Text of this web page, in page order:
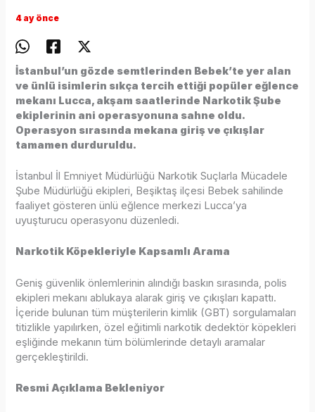
4 ay önce
İstanbul’un gözde semtlerinden Bebek’te yer alan
ve ünlü isimlerin sıkça tercih ettiği popüler eğlence
mekanı Lucca, akşam saatlerinde Narkotik Şube
ekiplerinin ani operasyonuna sahne oldu.
Operasyon sırasında mekana giriş ve çıkışlar
tamamen durduruldu.
İstanbul İl Emniyet Müdürlüğü Narkotik Suçlarla Mücadele
Şube Müdürlüğü ekipleri, Beşiktaş ilçesi Bebek sahilinde
faaliyet gösteren ünlü eğlence merkezi Lucca’ya
uyuşturucu operasyonu düzenledi.
Narkotik Köpekleriyle Kapsamlı Arama
Geniş güvenlik önlemlerinin alındığı baskın sırasında, polis
ekipleri mekanı ablukaya alarak giriş ve çıkışları kapattı.
İçeride bulunan tüm müşterilerin kimlik (GBT) sorgulamaları
titizlikle yapılırken, özel eğitimli narkotik dedektör köpekleri
eşliğinde mekanın tüm bölümlerinde detaylı aramalar
gerçekleştirildi.
Resmi Açıklama Bekleniyor